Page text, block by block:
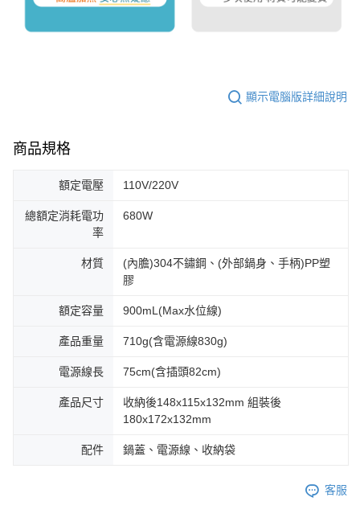
顯示電腦版詳細說明
商品規格
額定電壓 110V/220V
總額定消耗電功
率
680W
材質
(內膽)304不鏽鋼、(外部鍋身、手柄)PP塑
膠
額定容量 900mL(Max水位線)
產品重量 710g(含電源線830g)
電源線長 75cm(含插頭82cm)
產品尺寸
收納後148x115x132mm 組裝後
180x172x132mm
配件 鍋蓋、電源線、收納袋
客服